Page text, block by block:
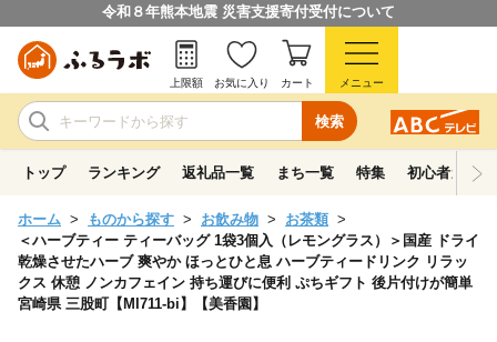
令和８年熊本地震 災害支援寄付受付について
検索
上限額 お気に入り カート メニュー
トップ ランキング 返礼品一覧 まち一覧 特集 初心者ガイド
ホーム ものから探す お飲み物
お茶類
＜ハーブティー ティーバッグ 1袋3個入（レモングラス）＞国産 ドライ
乾燥させたハーブ 爽やか ほっとひと息 ハーブティードリンク リラッ
クス 休憩 ノンカフェイン 持ち運びに便利 ぷちギフト 後片付けが簡単
宮崎県 三股町【MI711-bi】【美香園】